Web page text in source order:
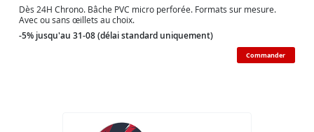
Dès 24H Chrono. Bâche PVC micro perforée. Formats sur mesure.
Avec ou sans œillets au choix.
-5% jusqu'au 31-08 (délai standard uniquement)
Commander